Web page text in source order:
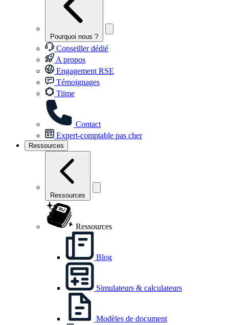
Pourquoi nous ?
Conseiller dédié
A propos
Engagement RSE
Témoignages
Tiime
Contact
Expert-comptable pas cher
Ressources
Ressources
Ressources
Blog
Simulateurs & calculateurs
Modèles de document